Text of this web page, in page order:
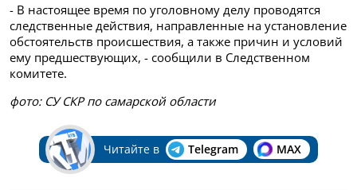
- В настоящее время по уголовному делу проводятся
следственные действия, направленные на установление
обстоятельств происшествия, а также причин и условий
ему предшествующих, - сообщили в Следственном
комитете.
фото: СУ СКР по самарской области
Читайте в Telegram MAX